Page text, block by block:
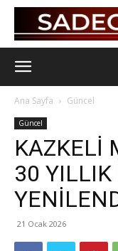
Ana Sayfa Güncel
Güncel
KAZKELİ
30 YILLIK
21 Ocak 2026